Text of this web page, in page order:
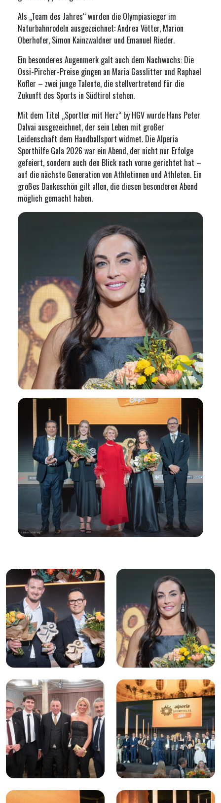
Als „Team des Jahres“ wurden die Olympiasieger im
Naturbahnrodeln ausgezeichnet:Andrea Vötter, Marion
Oberhofer, Simon Kainzwaldner und Emanuel Rieder.
Ein besonderes Augenmerk galt auch dem Nachwuchs: Die
Ossi-Pircher-Preise gingen an Maria Gasslitter und Raphael
Kofler – zwei junge Talente, die stellvertretend für die
Zukunft des Sports in Südtirol stehen.
Mit dem Titel „Sportler mit Herz“ by HGV wurde Hans Peter
Dalvai ausgezeichnet, der sein Leben mit großer
Leidenschaft dem Handballsport widmet. Die Alperia
Sporthilfe Gala 2026 war ein Abend, der nicht nur Erfolge
gefeiert, sondern auch den Blick nach vorne gerichtet hat –
auf die nächste Generation von Athletinnen und Athleten. Ein
großes Dankeschön gilt allen, die diesen besonderen Abend
möglich gemacht haben.